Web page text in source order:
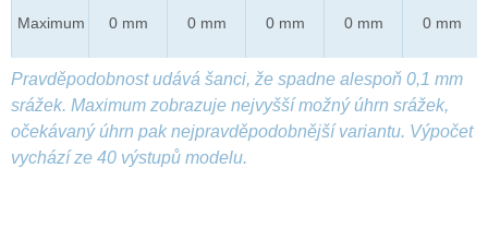
Maximum 0 mm 0 mm 0 mm 0 mm 0 mm
Pravděpodobnost udává šanci, že spadne alespoň 0,1 mm
srážek. Maximum zobrazuje nejvyšší možný úhrn srážek,
očekávaný úhrn pak nejpravděpodobnější variantu. Výpočet
vychází ze 40 výstupů modelu.